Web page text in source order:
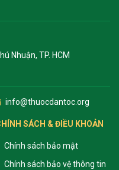
Nhuận, TP. HCM
info@thuocdantoc.org
SÁCH & ĐIỀU KHOẢN
Chính sách bảo mật
Chính sách bảo vệ thông tin